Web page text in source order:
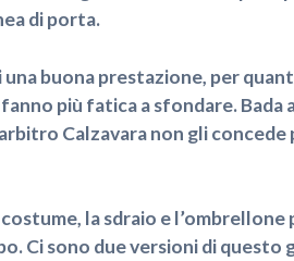
di porta.
buona prestazione, per
più fatica a sfondare. Bada
Calzavara non gli
la sdraio e l’ombrellone
Ci sono due versioni di questo